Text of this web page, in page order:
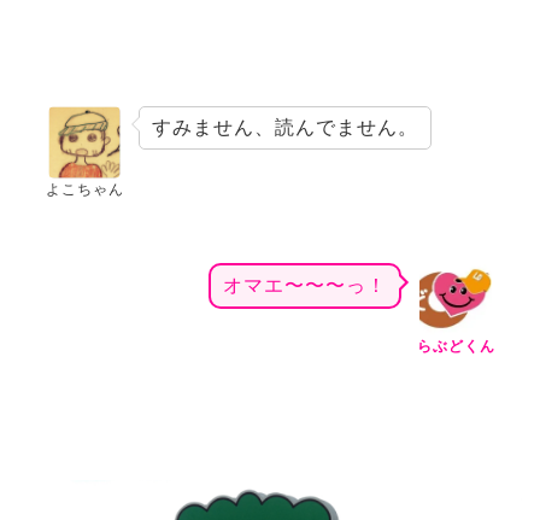
よこちゃん
すみません、読んでません。
らぶどくん
オマエ〜〜〜っ！